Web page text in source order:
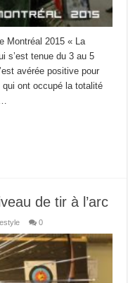
Montréal 2015 « La
s’est tenue du 3 au 5
avérée positive pour
ont occupé la totalité
de tir à l’arc
0